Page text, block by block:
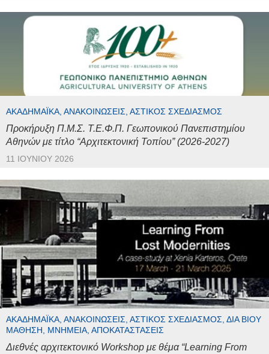
ΑΚΑΔΗΜΑΪΚΆ, ΑΝΑΚΟΙΝΏΣΕΙΣ, ΑΣΤΙΚΌΣ ΣΧΕΔΙΑΣΜΌΣ
Προκήρυξη Π.Μ.Σ. Τ.Ε.Φ.Π. Γεωπονικού Πανεπιστημίου
Αθηνών με τίτλο “Αρχιτεκτονική Τοπίου” (2026-2027)
11 ΙΟΥΝΊΟΥ 2026
ΑΚΑΔΗΜΑΪΚΆ, ΑΝΑΚΟΙΝΏΣΕΙΣ, ΑΣΤΙΚΌΣ ΣΧΕΔΙΑΣΜΌΣ, ΔΙΆ ΒΊΟΥ
ΜΆΘΗΣΗ, ΜΝΗΜΕΊΑ, ΑΠΟΚΑΤΑΣΤΆΣΕΙΣ
Διεθνές αρχιτεκτονικό Workshop με θέμα “Learning From